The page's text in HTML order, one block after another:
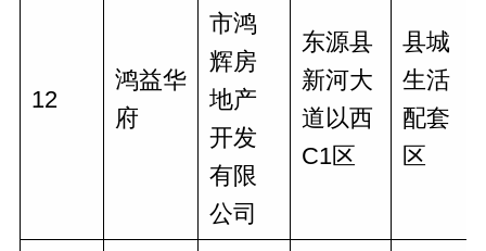
12
鸿益华
府
市鸿
辉房
地产
开发
有限
公司
东源县
新河大
道以西
C1区
县城
生活
配套
区